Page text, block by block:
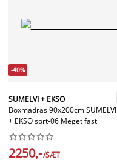
-40%
SUMELVI + EKSO
Boxmadras 90x200cm SUMELVI
+ EKSO sort-06 Meget fast






2250,-/SÆT